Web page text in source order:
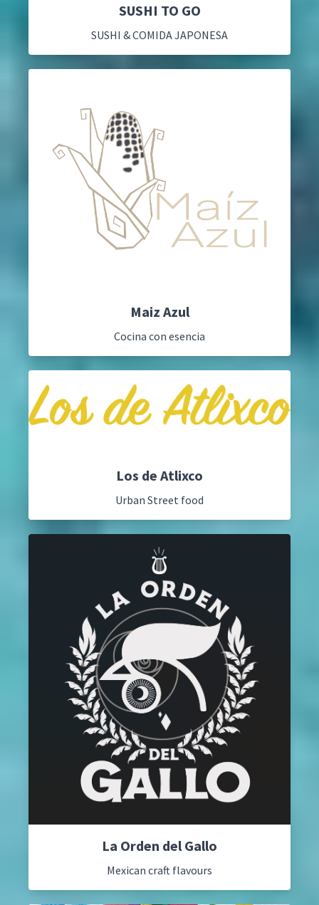
SUSHI TO GO
SUSHI & COMIDA JAPONESA
Maiz Azul
Cocina con esencia
Los de Atlixco
Urban Street food
La Orden del Gallo
Mexican craft flavours